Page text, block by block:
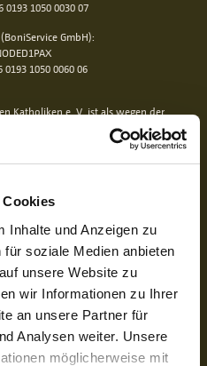
Cookies
Inhalte und Anzeigen zu
soziale Medien anbieten
unsere Website zu
wir Informationen zu Ihrer
an unsere Partner für
Analysen weiter. Unsere
möglicherweise mit
0193 1050 0030 07
GmbH):
0193 1050 0060 06
Katholiken e. V. ist als wegen der
Körperschaftsteuer und Gewerbesteuer
der Steuernummer 339/5794/0212